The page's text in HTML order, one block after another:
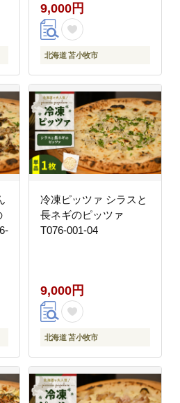
9,000円
北海道 苫小牧市
冷凍ピッツァ シラスと
長ネギのピッツァ
T076-001-04
9,000円
北海道 苫小牧市